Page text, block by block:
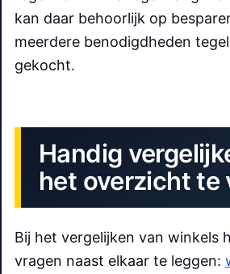
kan daar behoorlijk op
meerdere benodigdheden
gekocht.
Handig
het overzicht te
Bij het vergelijken van winkels
vragen naast elkaar te leggen: